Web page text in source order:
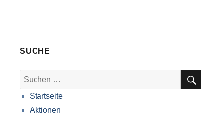
SUCHE
Suche
nach:
Startseite
Aktionen